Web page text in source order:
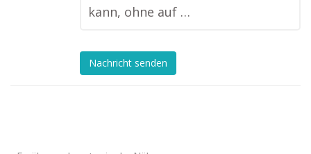
kann, ohne auf …
Nachricht senden